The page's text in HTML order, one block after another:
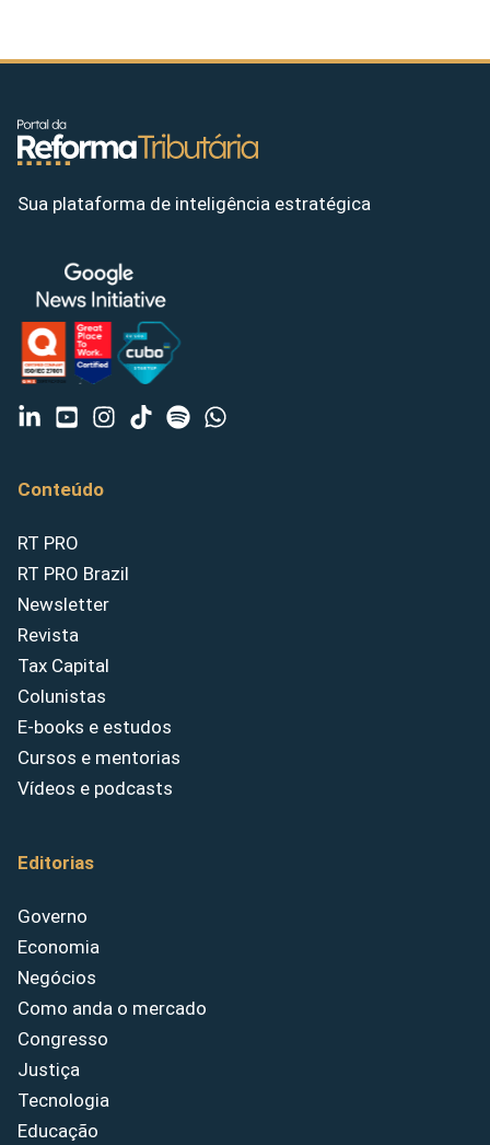
Sua plataforma de inteligência estratégica
Conteúdo
RT PRO
RT PRO Brazil
Newsletter
Revista
Tax Capital
Colunistas
E-books e estudos
Cursos e mentorias
Vídeos e podcasts
Editorias
Governo
Economia
Negócios
Como anda o mercado
Congresso
Justiça
Tecnologia
Educação